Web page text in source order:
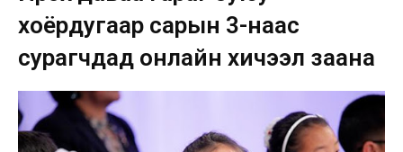
хоёрдугаар сарын 3-наас
сурагчдад онлайн хичээл заана